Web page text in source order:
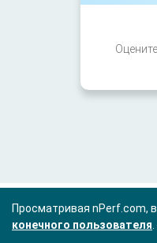
Просматривая nPerf.com,
конечного пользователя